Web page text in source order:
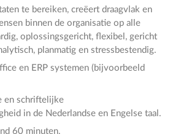
te bereiken, creëert draagvlak en
binnen de organisatie op alle
oplossingsgericht, flexibel, gericht
planmatig en stressbestendig.
en ERP systemen (bijvoorbeeld
en schriftelijke
in de Nederlandse en Engelse taal.
60 minuten.